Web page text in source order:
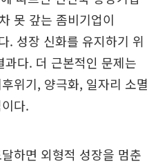
못 갚는 좀비기업이
. 성장 신화를 유지하기 위
다. 더 근본적인 문제는
위기, 양극화, 일자리 소멸
다.
하면 외형적 성장을 멈춘